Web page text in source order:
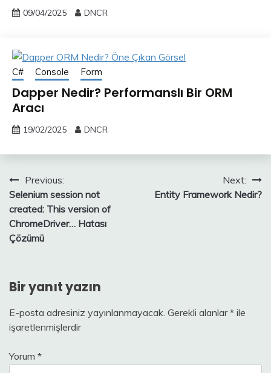
09/04/2025 DNCR
C# Console Form
Dapper Nedir? Performanslı Bir ORM
Aracı
19/02/2025 DNCR
Yazı
gezinmesi
Previous:
Selenium session not
created: This version of
ChromeDriver… Hatası
Çözümü
Next:
Entity Framework Nedir?
Bir yanıt yazın
E-posta adresiniz yayınlanmayacak. Gerekli alanlar* ile
işaretlenmişlerdir
Yorum *